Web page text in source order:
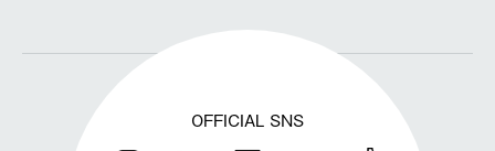
OFFICIAL SNS